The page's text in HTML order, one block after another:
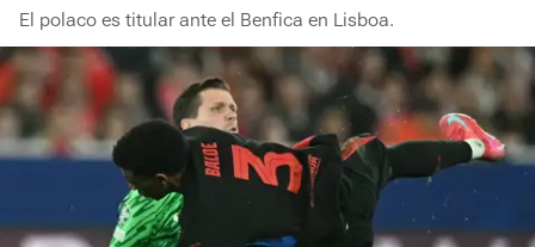
El polaco es titular ante el Benfica en Lisboa.